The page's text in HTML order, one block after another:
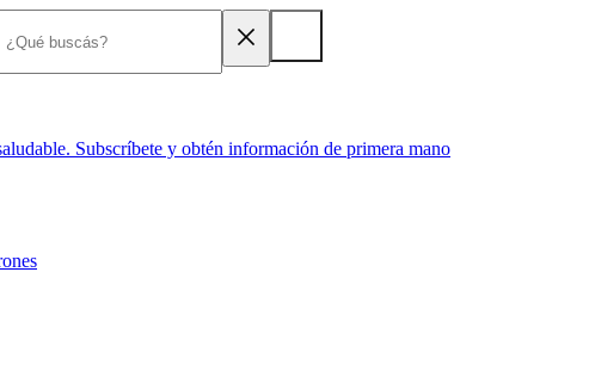
Subscríbete y obtén información de primera mano